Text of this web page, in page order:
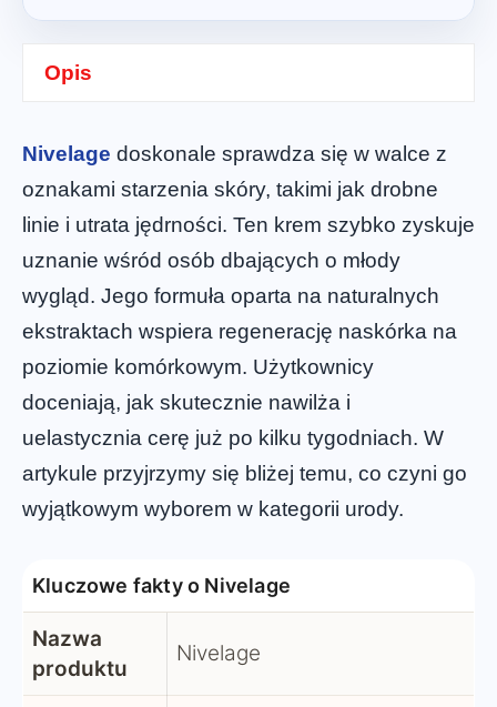
Opis
Nivelage doskonale sprawdza się w walce z
oznakami starzenia skóry, takimi jak drobne
linie i utrata jędrności. Ten krem szybko zyskuje
uznanie wśród osób dbających o młody
wygląd. Jego formuła oparta na naturalnych
ekstraktach wspiera regenerację naskórka na
poziomie komórkowym. Użytkownicy
doceniają, jak skutecznie nawilża i
uelastycznia cerę już po kilku tygodniach. W
artykule przyjrzymy się bliżej temu, co czyni go
wyjątkowym wyborem w kategorii urody.
Kluczowe fakty o Nivelage
Nazwa
produktu
Nivelage